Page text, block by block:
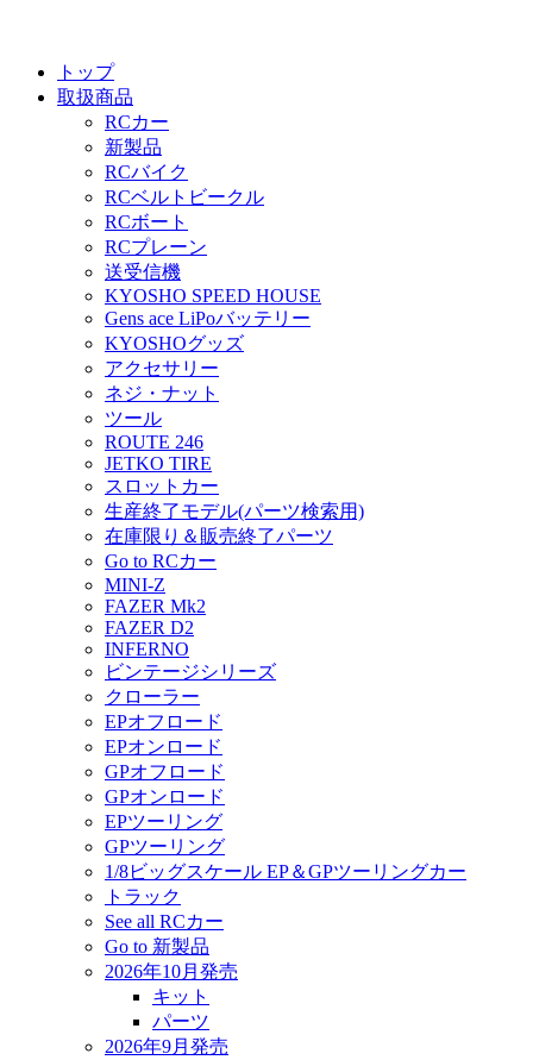
トップ
取扱商品
RCカー
新製品
RCバイク
RCベルトビークル
RCボート
RCプレーン
送受信機
KYOSHO SPEED HOUSE
Gens ace LiPoバッテリー
KYOSHOグッズ
アクセサリー
ネジ・ナット
ツール
ROUTE 246
JETKO TIRE
スロットカー
生産終了モデル(パーツ検索用)
在庫限り＆販売終了パーツ
Go to RCカー
MINI-Z
FAZER Mk2
FAZER D2
INFERNO
ビンテージシリーズ
クローラー
EPオフロード
EPオンロード
GPオフロード
GPオンロード
EPツーリング
GPツーリング
1/8ビッグスケール EP＆GPツーリングカー
トラック
See all RCカー
Go to 新製品
2026年10月発売
キット
パーツ
2026年9月発売